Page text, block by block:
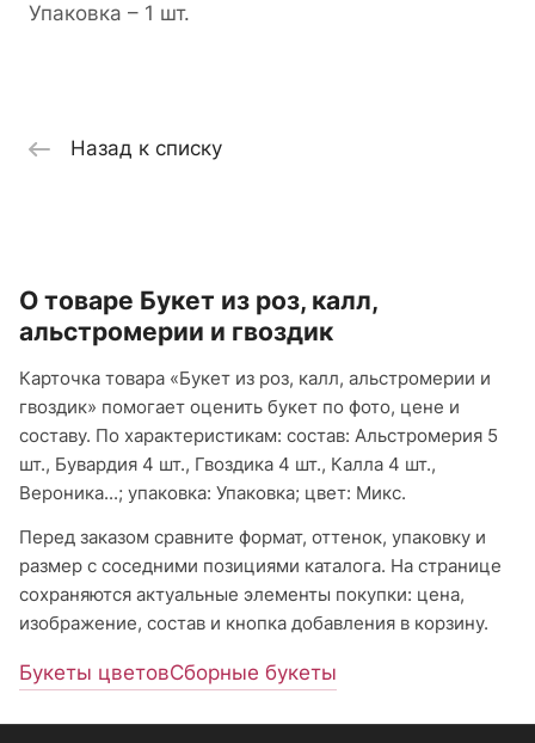
Упаковка – 1 шт.
Назад к списку
О товаре Букет из роз, калл,
альстромерии и гвоздик
Карточка товара «Букет из роз, калл, альстромерии и
гвоздик» помогает оценить букет по фото, цене и
составу. По характеристикам: состав: Альстромерия 5
шт., Бувардия 4 шт., Гвоздика 4 шт., Калла 4 шт.,
Вероника...; упаковка: Упаковка; цвет: Микс.
Перед заказом сравните формат, оттенок, упаковку и
размер с соседними позициями каталога. На странице
сохраняются актуальные элементы покупки: цена,
изображение, состав и кнопка добавления в корзину.
Букеты цветовСборные букеты